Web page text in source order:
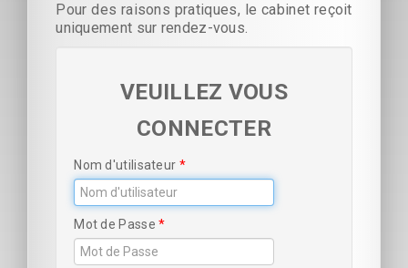
Pour des raisons pratiques, le cabinet reçoit
uniquement sur rendez-vous.
VEUILLEZ VOUS
CONNECTER
Nom d'utilisateur
Mot de Passe